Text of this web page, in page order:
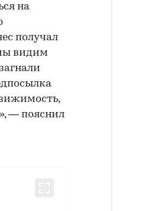
на
получал
видим
— пояснил